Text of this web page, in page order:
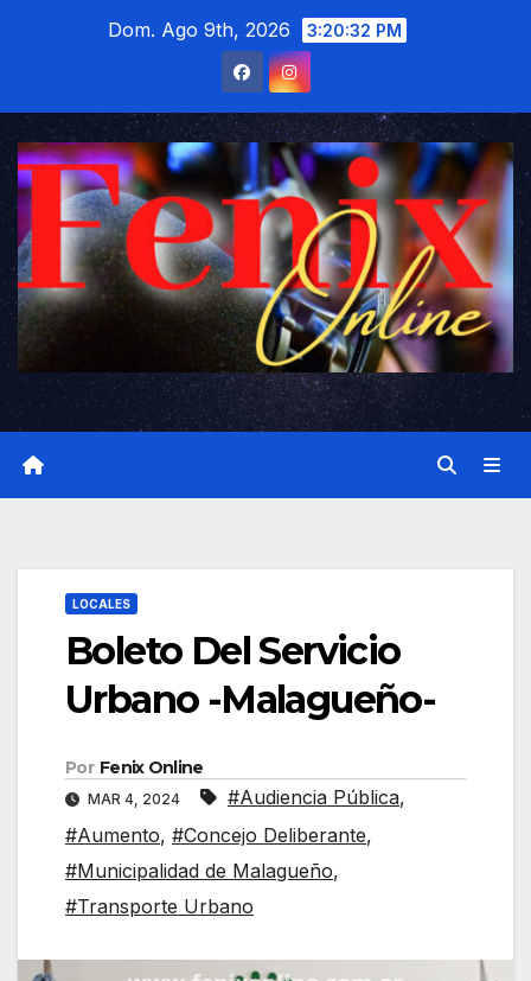
Dom. Ago 9th, 2026 3:20:33 PM
LOCALES
Boleto Del Servicio
Urbano -Malagueño-
Por Fenix Online
MAR 4, 2024 #Audiencia Pública,
#Aumento, #Concejo Deliberante,
#Municipalidad de Malagueño,
#Transporte Urbano